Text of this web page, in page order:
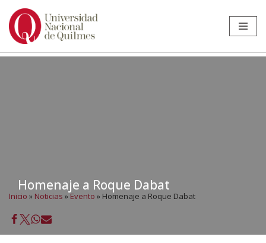
Ir
Homenaje a Roque Dabat
Inicio » Noticias »Evento » Homenaje a Roque Dabat